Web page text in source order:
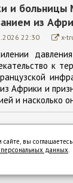
и
из
22:30 x-
к
Африки и
и насколько
вы
данных.